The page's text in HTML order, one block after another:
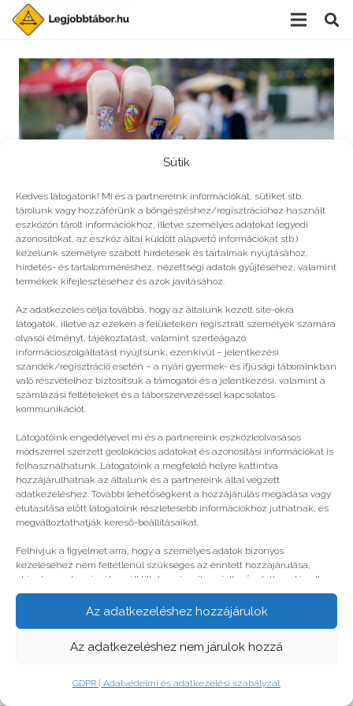
Sütik
Kedves látogatónk! Mi és a partnereink információkat, sütiket stb.
tárolunk vagy hozzáférünk a böngészéshez/regisztrációhoz használt
eszközön tárolt információkhoz, illetve személyes adatokat (egyedi
azonosítókat, az eszköz által küldött alapvető információkat stb.)
kezelünk személyre szabott hirdetések és tartalmak nyújtásához,
hirdetés- és tartalomméréshez, nézettségi adatok gyűjtéséhez, valamint
termékek kifejlesztéséhez és azok javításához.
Az adatkezelés célja továbbá, hogy az általunk kezelt site-okra
látogatók, illetve az ezeken a felületeken regisztrált személyek számára
olvasói élményt, tájékoztatást, valamint szerteágazó
információszolgáltatást nyújtsunk, ezenkívül – jelentkezési
szándék/regisztráció esetén – a nyári gyermek- és ifjúsági táborainkban
való részvételhez biztosítsuk a támogatói és a jelentkezési, valamint a
számlázási feltételeket és a táborszervezéssel kapcsolatos
kommunikációt.
Látogatóink engedélyével mi és a partnereink eszközleolvasásos
módszerrel szerzett geolokációs adatokat és azonosítási információkat is
felhasználhatunk. Látogatóink a megfelelő helyre kattintva
hozzájárulhatnak az általunk és a partnereink által végzett
adatkezeléshez. További lehetőségként a hozzájárulás megadása vagy
elutasítása előtt látogatóink részletesebb információkhoz juthatnak, és
megváltoztathatják kereső-beállításaikat.
Felhívjuk a figyelmet arra, hogy a személyes adatok bizonyos
kezeléséhez nem feltétlenül szükséges az érintett hozzájárulása,
akinek azonban jogában áll tiltakozni az ilyen jellegű adatkezelés ellen.
A beállítások csak erre a weboldalra érvényesek. Erre a webhelyre
visszatérve vagy az ADATKEZELÉSI TÁJÉKOZTATÓ, ADATVÉDELMI ÉS
Az adatkezeléshez hozzájárulok
Az adatkezeléshez nem járulok hozzá
GDPR | Adatvédelmi és adatkezelési szabályzat
5 tanács táborválasztás előtt
Milyen táborba menjen a gyerek?
© legjobbtabor.hu
GDPR | Adatvédelmi és adatkezelési szabályzat